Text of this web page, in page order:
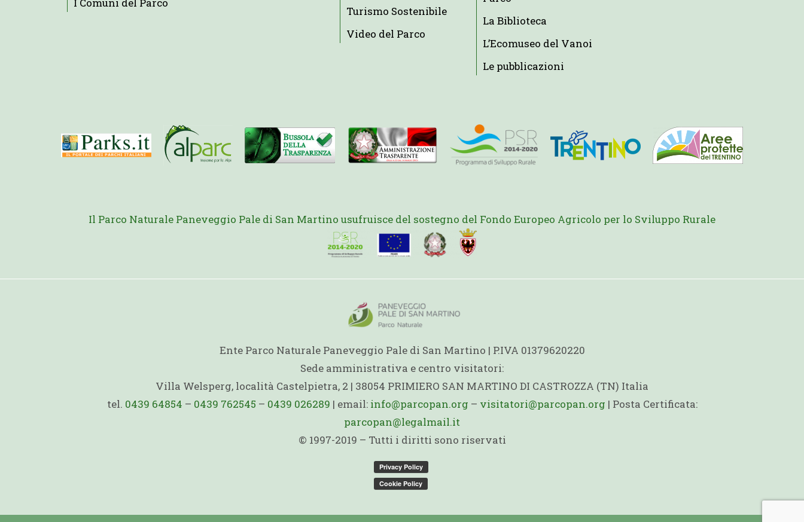
Turismo Sostenibile
Video del Parco
La Biblioteca
L’Ecomuseo del Vanoi
Le pubblicazioni
Il Parco Naturale Paneveggio Pale di San Martino usufruisce del sostegno del Fondo Europeo Agricolo per lo Sviluppo Rurale
Ente Parco Naturale Paneveggio Pale di San Martino | P.IVA 01379620220
Sede amministrativa e centro visitatori:
Villa Welsperg, località Castelpietra, 2 | 38054 PRIMIERO SAN MARTINO DI CASTROZZA (TN) Italia
tel. 0439 64854 – 0439 762545 – 0439 026289 | email: info@parcopan.org – visitatori@parcopan.org | Posta Certificata:
parcopan@legalmail.it
© 1997-2019 – Tutti i diritti sono riservati